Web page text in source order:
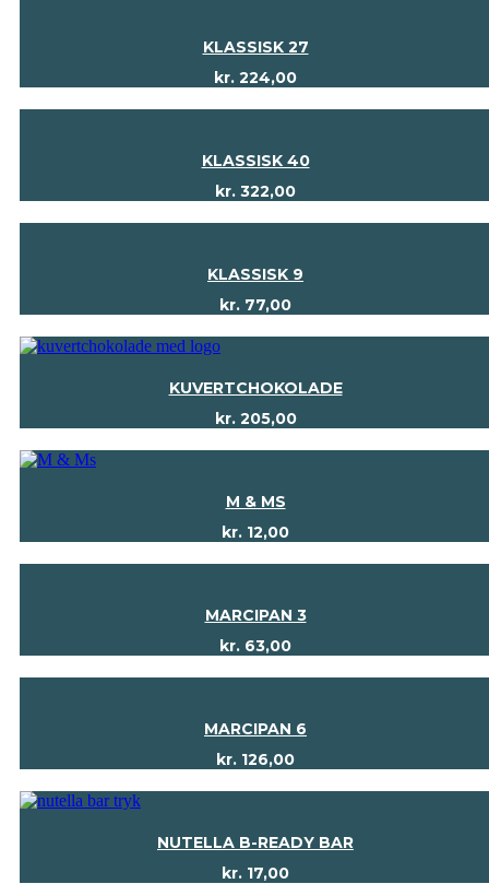
KLASSISK 27
kr. 224,00
KLASSISK 40
kr. 322,00
KLASSISK 9
kr. 77,00
KUVERTCHOKOLADE
kr.205,00
M & MS
kr. 12,00
MARCIPAN 3
kr. 63,00
MARCIPAN 6
kr. 126,00
NUTELLA B-READY BAR
kr. 17,00